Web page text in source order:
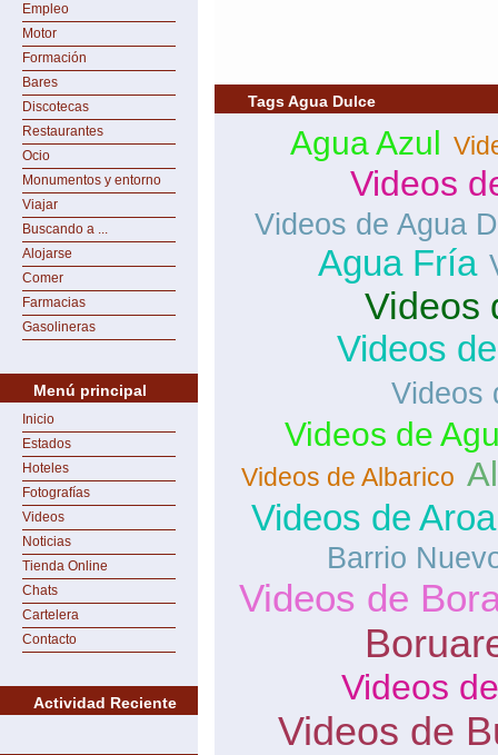
Empleo
Motor
Formación
Bares
Discotecas
Restaurantes
Ocio
Monumentos y entorno
Viajar
Buscando a ...
Alojarse
Comer
Farmacias
Gasolineras
Menú principal
Inicio
Estados
Hoteles
Fotografías
Videos
Noticias
Tienda Online
Chats
Cartelera
Contacto
Actividad Reciente
Tags Agua Dulce
Agua Azul
Videos
Videos de Agua
Agua Fría
Videos
Videos
Videos
Videos de
Videos de Albarico
Videos de Aroa
Barrio
Videos de
Videos
Videos de